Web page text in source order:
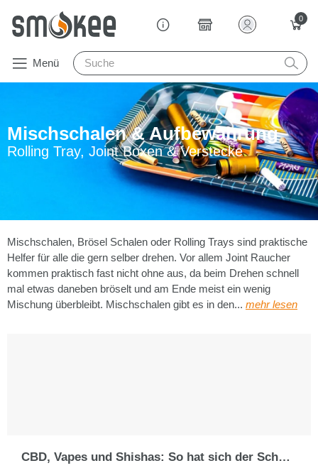
0
Menü
Mischschalen & Aufbewahrung
Rolling Tray, Joint Boxen & Verstecke
Mischschalen, Brösel Schalen oder Rolling Trays sind praktische
Helfer für alle die gern selber drehen. Vor allem Joint Raucher
kommen praktisch fast nicht ohne aus, da beim Drehen schnell
mal etwas daneben bröselt und am Ende meist ein wenig
Mischung überbleibt. Mischschalen gibt es in den... mehr lesen
CBD, Vapes und Shishas: So hat sich der Schweizer Markt verändert